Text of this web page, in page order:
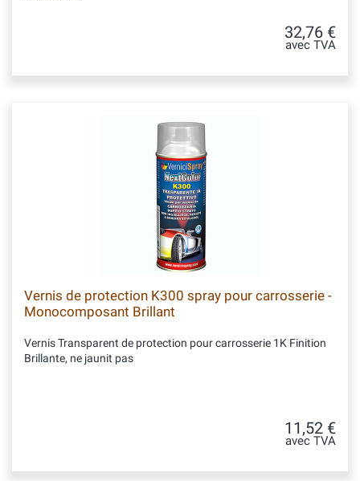
32,76 €
avec TVA
Vernis de protection K300 spray pour carrosserie -
Monocomposant Brillant
Vernis Transparent de protection pour carrosserie 1K Finition
Brillante, ne jaunit pas
11,52 €
avec TVA